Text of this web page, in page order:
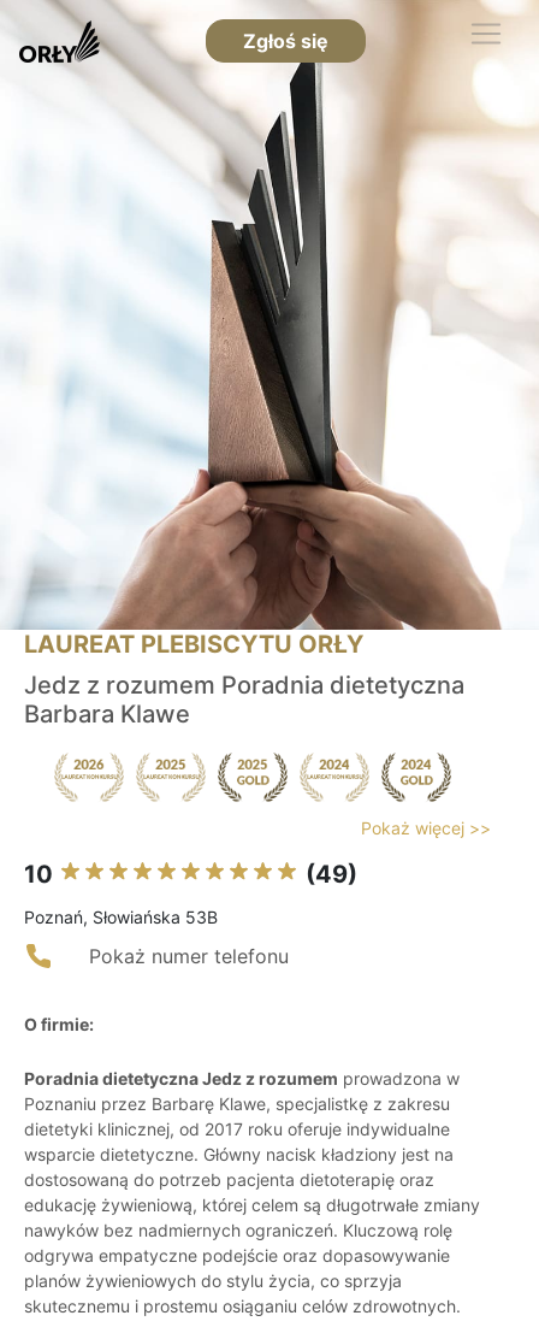
Zgłoś się
LAUREAT PLEBISCYTU ORŁY
Jedz z rozumem Poradnia dietetyczna
Barbara Klawe
Pokaż więcej >>
10 (49)
Poznań, Słowiańska 53B
Pokaż numer telefonu
O firmie:
Poradnia dietetyczna Jedz z rozumem prowadzona w
Poznaniu przez Barbarę Klawe, specjalistkę z zakresu
dietetyki klinicznej, od 2017 roku oferuje indywidualne
wsparcie dietetyczne. Główny nacisk kładziony jest na
dostosowaną do potrzeb pacjenta dietoterapię oraz
edukację żywieniową, której celem są długotrwałe zmiany
nawyków bez nadmiernych ograniczeń. Kluczową rolę
odgrywa empatyczne podejście oraz dopasowywanie
planów żywieniowych do stylu życia, co sprzyja
skutecznemu i prostemu osiąganiu celów zdrowotnych.